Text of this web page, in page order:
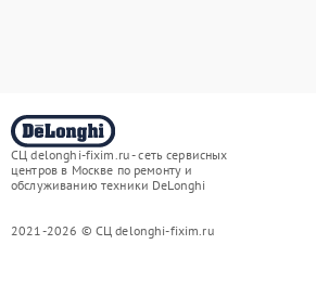
СЦ delonghi-fixim.ru - сеть сервисных
центров в Москве по ремонту и
обслуживанию техники DeLonghi
2021-2026 © СЦ delonghi-fixim.ru